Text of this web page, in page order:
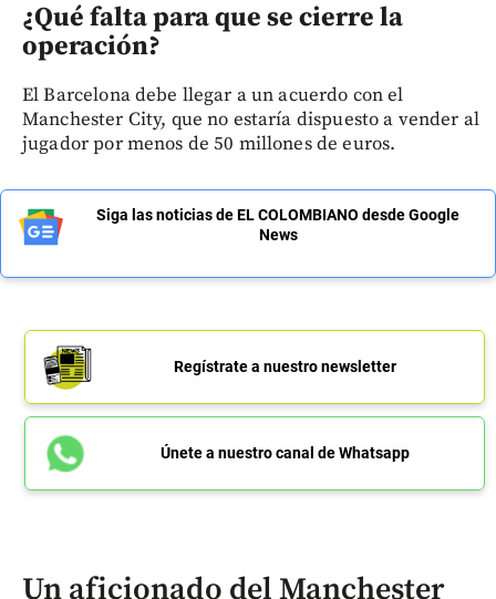
¿Qué falta para que se cierre la
operación?
El Barcelona debe llegar a un acuerdo con el
Manchester City, que no estaría dispuesto a vender al
jugador por menos de 50 millones de euros.
Siga las noticias de EL COLOMBIANO desde Google
News
Regístrate a nuestro newsletter
Únete a nuestro canal de Whatsapp
Un aficionado del Manchester